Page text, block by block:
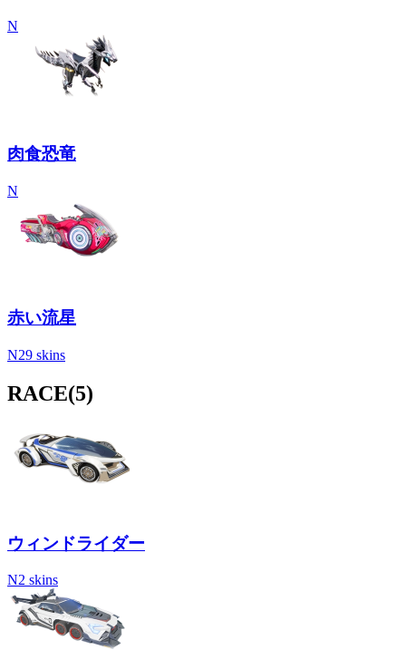
N
肉食恐竜
N
赤い流星
N29 skins
RACE(5)
ウィンドライダー
N2 skins